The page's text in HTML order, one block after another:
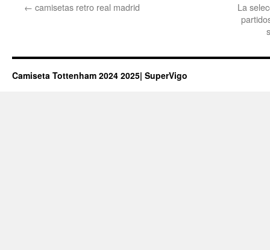
← camisetas retro real madrid
La
Camiseta Tottenham 2024 2025| SuperVigo